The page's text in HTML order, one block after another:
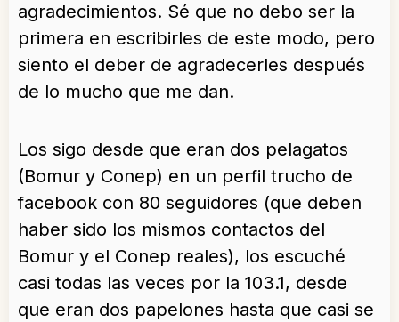
agradecimientos. Sé que no debo ser la
primera en escribirles de este modo, pero
siento el deber de agradecerles después
de lo mucho que me dan.
Los sigo desde que eran dos pelagatos
(Bomur y Conep) en un perfil trucho de
facebook con 80 seguidores (que deben
haber sido los mismos contactos del
Bomur y el Conep reales), los escuché
casi todas las veces por la 103.1, desde
que eran dos papelones hasta que casi se